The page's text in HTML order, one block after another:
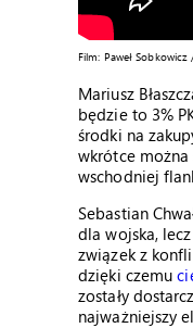
Film: Paweł
Mariusz
będzie to 3%
środki na
wkrótce
wschodniej
Sebastian
dla wojska,
związek z
dzięki czemu
zostały
najważniejszy